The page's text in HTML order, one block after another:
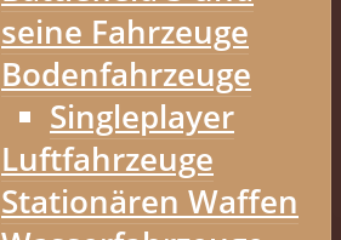
seine Fahrzeuge
Bodenfahrzeuge
Singleplayer
Luftfahrzeuge
Stationären Waffen